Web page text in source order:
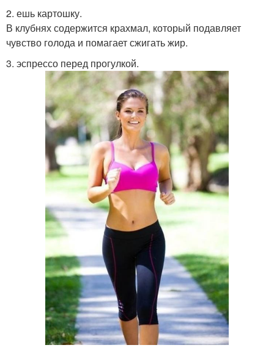
2. ешь картошку.
В клубнях содержится крахмал, который подавляет
чувство голода и помагает сжигать жир.
3. эспрессо перед прогулкой.